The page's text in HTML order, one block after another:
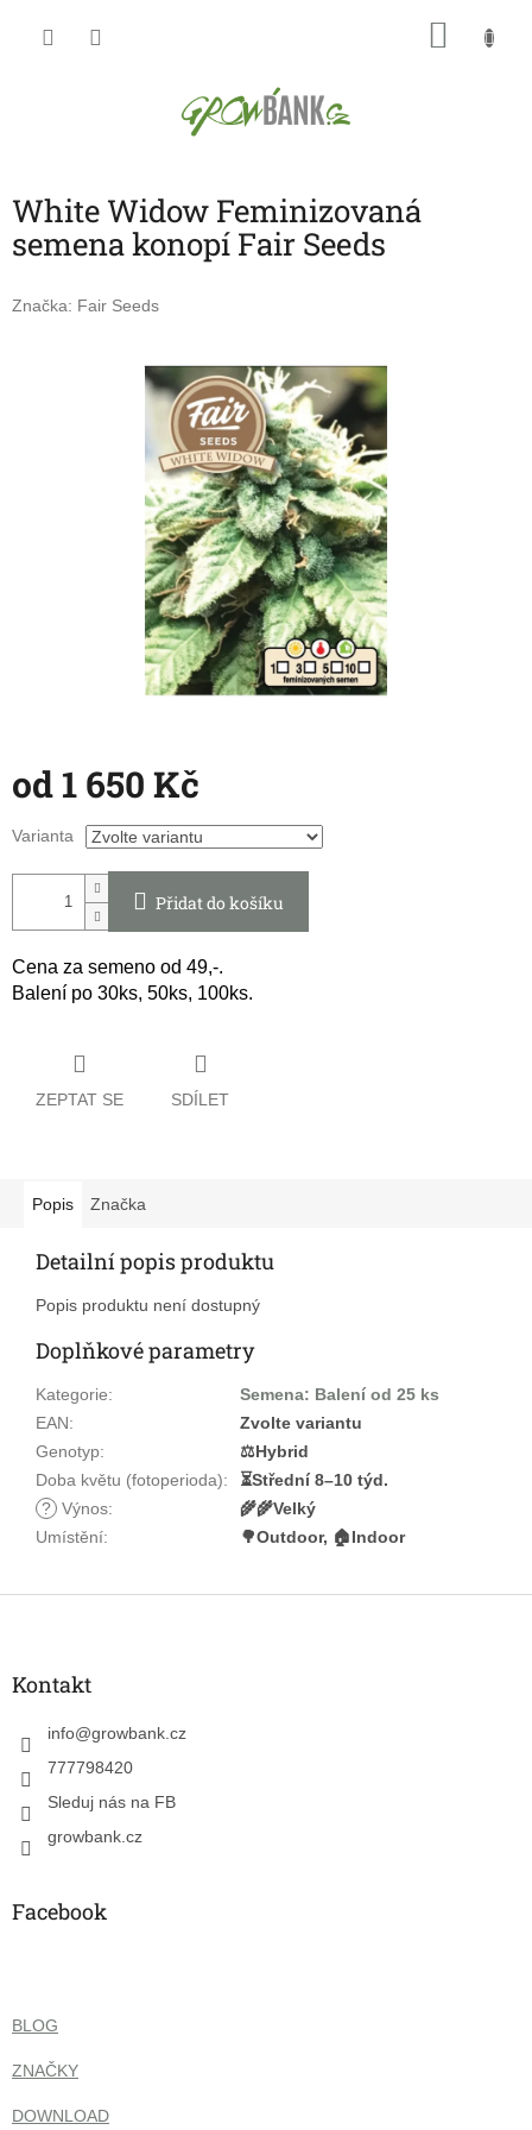
White Widow Feminizovaná
semena konopí Fair Seeds
Značka: Fair Seeds
od 1 650 Kč
Měrná
cena:
Varianta
Přidat do košíku
Cena za semeno od 49,-.
Balení po 30ks, 50ks, 100ks.
ZEPTAT SE SDÍLET
Popis Značka
Detailní popis produktu
Popis produktu není dostupný
Doplňkové parametry
Kategorie:
Semena: Balení od 25 ks
EAN:
Zvolte variantu
Genotyp:
⚖️Hybrid
Doba květu (fotoperioda):
⏳Střední 8–10 týd.
? Výnos:
🌾🌾Velký
Umístění: 🌳Outdoor, 🏠Indoor
Z
Kontakt
info@growbank.cz
777798420
Sleduj nás na FB
growbank.cz
Facebook
BLOG
ZNAČKY
DOWNLOAD